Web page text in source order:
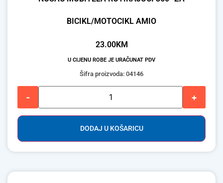
BICIKL/MOTOCIKL AMIO
23.00KM
U CIJENU ROBE JE URAČUNAT PDV
Šifra proizvoda: 04146
- +
DODAJ U KOŠARICU